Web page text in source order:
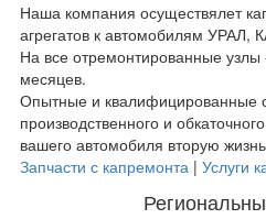
Наша компания осуществялет
агрегатов к автомобилям
На все отремонтированные узлы
месяцев.
Опытные и квалифицированные
производственного и
вашего автомобиля вторую
Запчасти с капремонта | Услуги